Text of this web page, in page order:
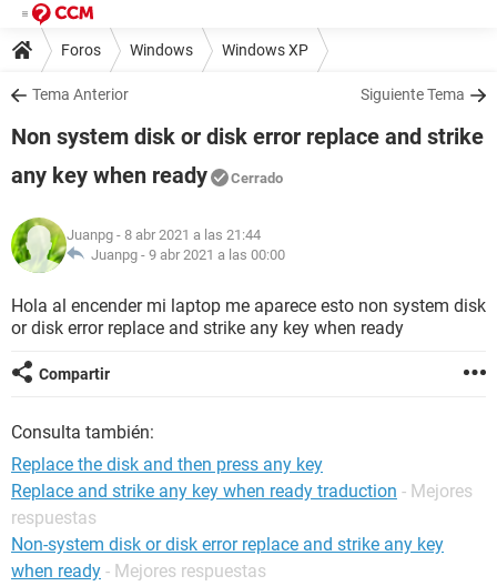
Foros Windows Windows XP
Tema Anterior Siguiente Tema
Non system disk or disk error replace and strike
any key when ready
Cerrado
Juanpg - 8 abr 2021 a las 21:44
Juanpg - 9 abr 2021 a las 00:00
Hola al encender mi laptop me aparece esto non system disk
or disk error replace and strike any key when ready
Compartir
Consulta también:
Replace the disk and then press any key
Replace and strike any key when ready traduction - Mejores
respuestas
Non-system disk or disk error replace and strike any key
when ready - Mejores respuestas